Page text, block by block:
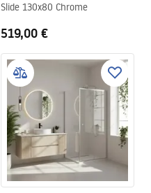
Slide 130x80 Chrome
519,00 €